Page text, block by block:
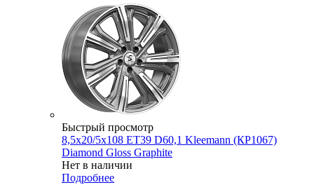
Быстрый просмотр
8,5x20/5x108 ET39 D60,1 Kleemann (КР1067)
Diamond Gloss Graphite
Нет в наличии
Подробнее